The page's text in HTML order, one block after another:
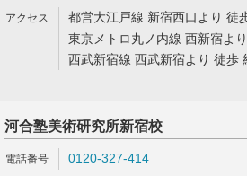
都営大江戸線 新宿西口より 徒
東京メトロ丸ノ内線 西新宿よ
西武新宿線 西武新宿より 徒歩
河合塾美術研究所新宿校
0120-327-414